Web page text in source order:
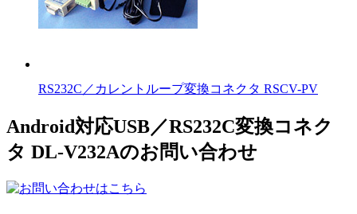
RS232C／カレントループ変換コネクタ RSCV-PV
Android対応USB／RS232C変換コネク
タ DL-V232Aのお問い合わせ